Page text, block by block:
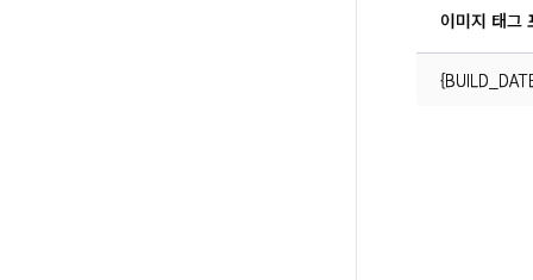
이미지 태그